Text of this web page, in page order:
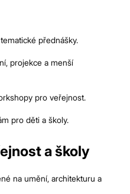
přednášky.
projekce a menší
pro veřejnost.
pro děti a školy.
a školy
na umění, architekturu a